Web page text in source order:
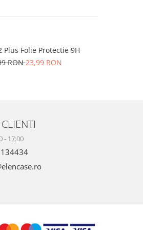
Plus Folie Protectie 9H
RON23,99 RON
- 17:00